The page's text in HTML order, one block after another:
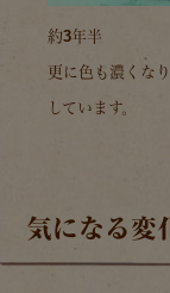
約3年半
更に色も濃くな
しています。
気になる変